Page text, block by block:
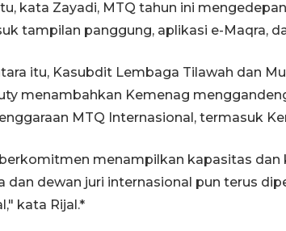
kata Zayadi, MTQ tahun ini
tampilan panggung, aplikasi e-Maqra,
itu, Kasubdit Lembaga Tilawah dan
menambahkan Kemenag
MTQ Internasional, termasuk
menampilkan kapasitas
dan dewan juri internasional pun terus
kata Rijal.*